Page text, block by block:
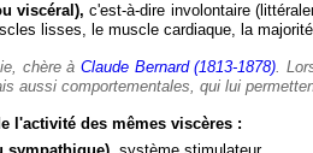
viscéral), c'est-à-dire involontaire
lisses, le muscle cardiaque, la
chère àClaude Bernard (1813-1878).
aussi comportementales, qui lui
l'activité des mêmes viscères :